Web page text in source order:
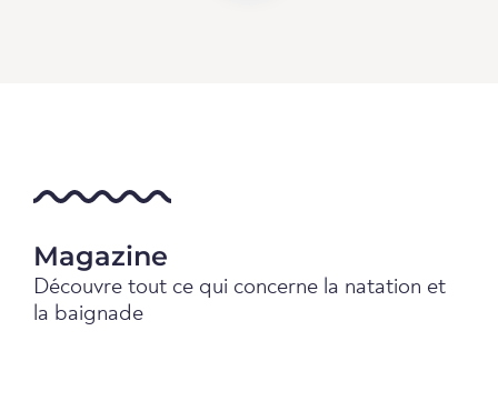
Magazine
Découvre tout ce qui concerne la natation et
la baignade